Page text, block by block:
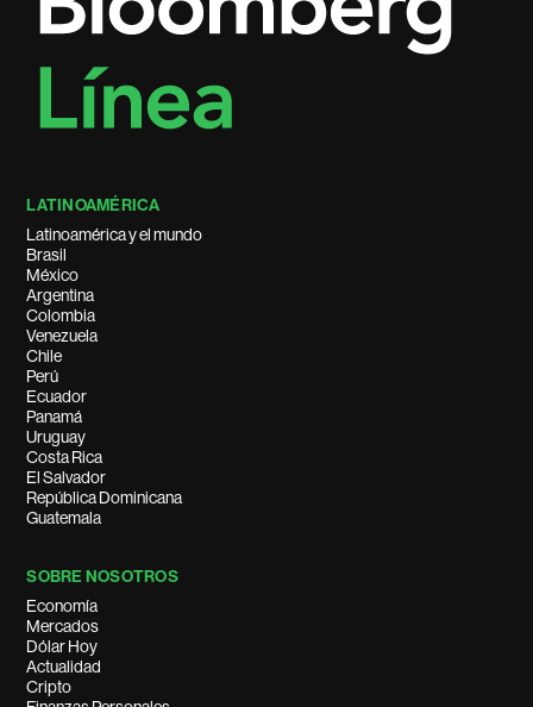
LATINOAMÉRICA
Latinoamérica y el mundo
Brasil
México
Argentina
Colombia
Venezuela
Chile
Perú
Ecuador
Panamá
Uruguay
Costa Rica
El Salvador
República Dominicana
Guatemala
SOBRE NOSOTROS
Economía
Mercados
Dólar Hoy
Actualidad
Cripto